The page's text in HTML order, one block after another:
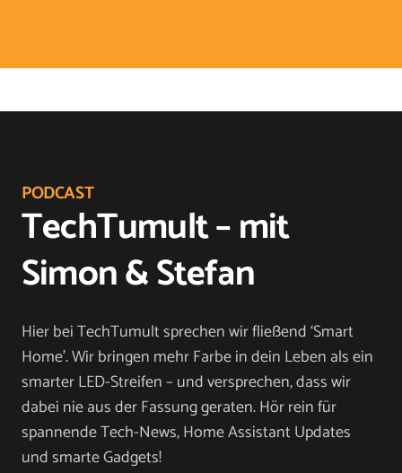
PODCAST
TechTumult – mit
Simon & Stefan
Hier bei TechTumult sprechen wir fließend ‘Smart
Home’. Wir bringen mehr Farbe in dein Leben als ein
smarter LED-Streifen – und versprechen, dass wir
dabei nie aus der Fassung geraten. Hör rein für
spannende Tech-News, Home Assistant Updates
und smarte Gadgets!